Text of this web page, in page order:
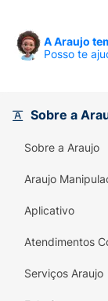
A saúde
qualidade
dúvidas
A Araujo
Posso te
Sobre a
Sobre a Araujo
Araujo
Aplicativo
Atendimentos
Serviços Araujo